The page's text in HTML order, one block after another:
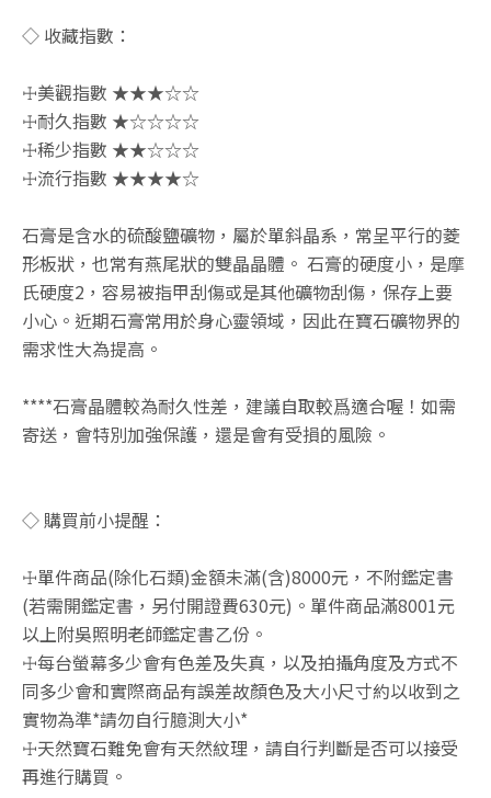
◇ 收藏指數：
☩美觀指數 ★★★☆☆
☩耐久指數 ★☆☆☆☆
☩稀少指數 ★★☆☆☆
☩流行指數 ★★★★☆
石膏是含水的硫酸鹽礦物，屬於單斜晶系，常呈平行的菱
形板狀，也常有燕尾狀的雙晶晶體。 石膏的硬度小，是摩
氏硬度2，容易被指甲刮傷或是其他礦物刮傷，保存上要
小心。近期石膏常用於身心靈領域，因此在寶石礦物界的
需求性大為提高。
****石膏晶體較為耐久性差，建議自取較爲適合喔！如需
寄送，會特別加強保護，還是會有受損的風險。
◇ 購買前小提醒：
☩單件商品(除化石類)金額未滿(含)8000元，不附鑑定書
(若需開鑑定書，另付開證費630元)。單件商品滿8001元
以上附吳照明老師鑑定書乙份。
☩每台螢幕多少會有色差及失真，以及拍攝角度及方式不
同多少會和實際商品有誤差故顏色及大小尺寸約以收到之
實物為準*請勿自行臆測大小*
☩天然寶石難免會有天然紋理，請自行判斷是否可以接受
再進行購買。